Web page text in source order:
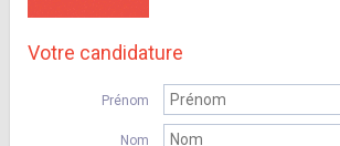
Votre candidature
Prénom
Nom